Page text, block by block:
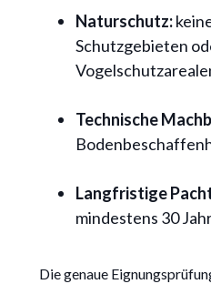
Naturschutz:
Schutzgebieten
Technische
Langfristige
mindestens 30
Die genaue